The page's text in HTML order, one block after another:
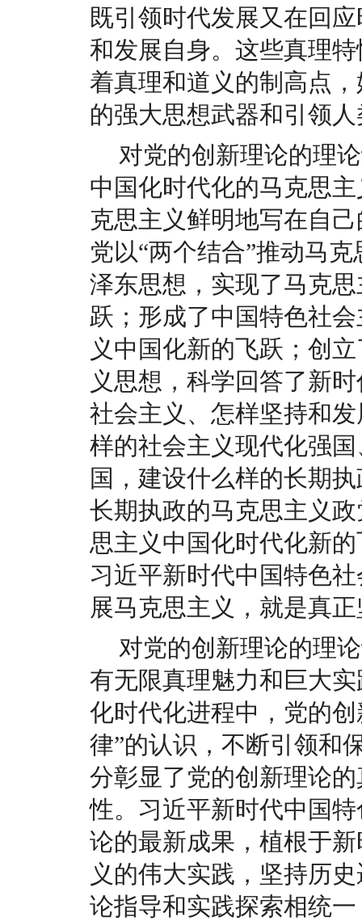
既引领时代发展又在回
和发展自身。这些真理
着真理和道义的制高点
的强大思想武器和引领
对党的创新理论的理
中国化时代化的马克思
克思主义鲜明地写在自
党以“两个结合”推动马
泽东思想，实现了马克
跃；形成了中国特色社
义中国化新的飞跃；创
义思想，科学回答了新
社会主义、怎样坚持和
样的社会主义现代化强
国，建设什么样的长期
长期执政的马克思主义
思主义中国化时代化新
习近平新时代中国特色
展马克思主义，就是真
对党的创新理论的理
有无限真理魅力和巨大
化时代化进程中，党的
律”的认识，不断引领和
分彰显了党的创新理论
性。习近平新时代中国
论的最新成果，植根于
义的伟大实践，坚持历
论指导和实践探索相统